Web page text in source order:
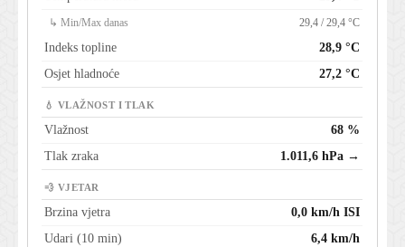
↳ Min/Max danas 29,4 / 29,4 °C
Indeks topline
28,9 °C
Osjet hladnoće
27,2 °C
💧 VLAŽNOST I TLAK
Vlažnost
68 %
Tlak zraka
1.011,6 hPa →
💨 VJETAR
Brzina vjetra
0,0 km/h ISI
Udari (10 min)
6,4 km/h